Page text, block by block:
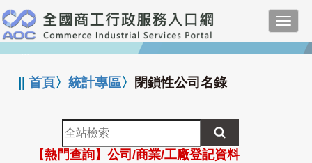
跳
到
主
要
:::
||首頁〉統計專區〉 閉鎖性公司名錄
全
站
檢
【熱門查詢】公司/商業/工廠登記資料